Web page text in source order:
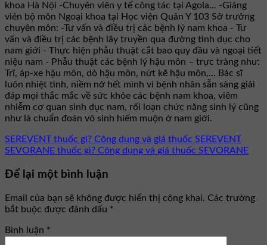
khoa Hà Nội -Chuyên viên y tế công tác tại Agola... -Giảng
viên bộ môn Ngoại khoa tại Học viện Quân Y 103 Sở trưởng
chuyên môn: -Tư vấn và điều trị các bệnh lý nam khoa - Tư
vấn và điều trị các bệnh lây truyền qua đường tình dục cho
nam giới - Thực hiện phẫu thuật cắt bao quy đầu và ngoại tiết
niệu nam - Phẫu thuật các bệnh lý hậu môn – trực tràng như:
Trĩ, áp-xe hậu môn, dò hậu môn, nứt kẽ hậu môn,... Bác sĩ
luôn nhiệt tình, niềm nở hết mình vì bệnh nhân sẵn sàng giải
đáp mọi thắc mắc về sức khỏe các bệnh nam khoa, viêm
nhiễm cơ quan sinh dục nam, rối loạn chức năng sinh lý cũng
như là chuẩn đoán vô sinh hiếm muộn ở nam giới.
SEREVENT thuốc gì? Công dụng và giá thuốc SEREVENT
SEVORANE thuốc gì? Công dụng và giá thuốc SEVORANE
Để lại một bình luận
Email của bạn sẽ không được hiển thị công khai. Các trường
bắt buộc được đánh dấu *
Bình luận *